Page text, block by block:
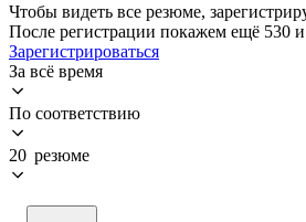
Чтобы видеть все резюме,
После регистрации покажем ещё 530
Зарегистрироваться
За всё время
По соответствию
20 резюме